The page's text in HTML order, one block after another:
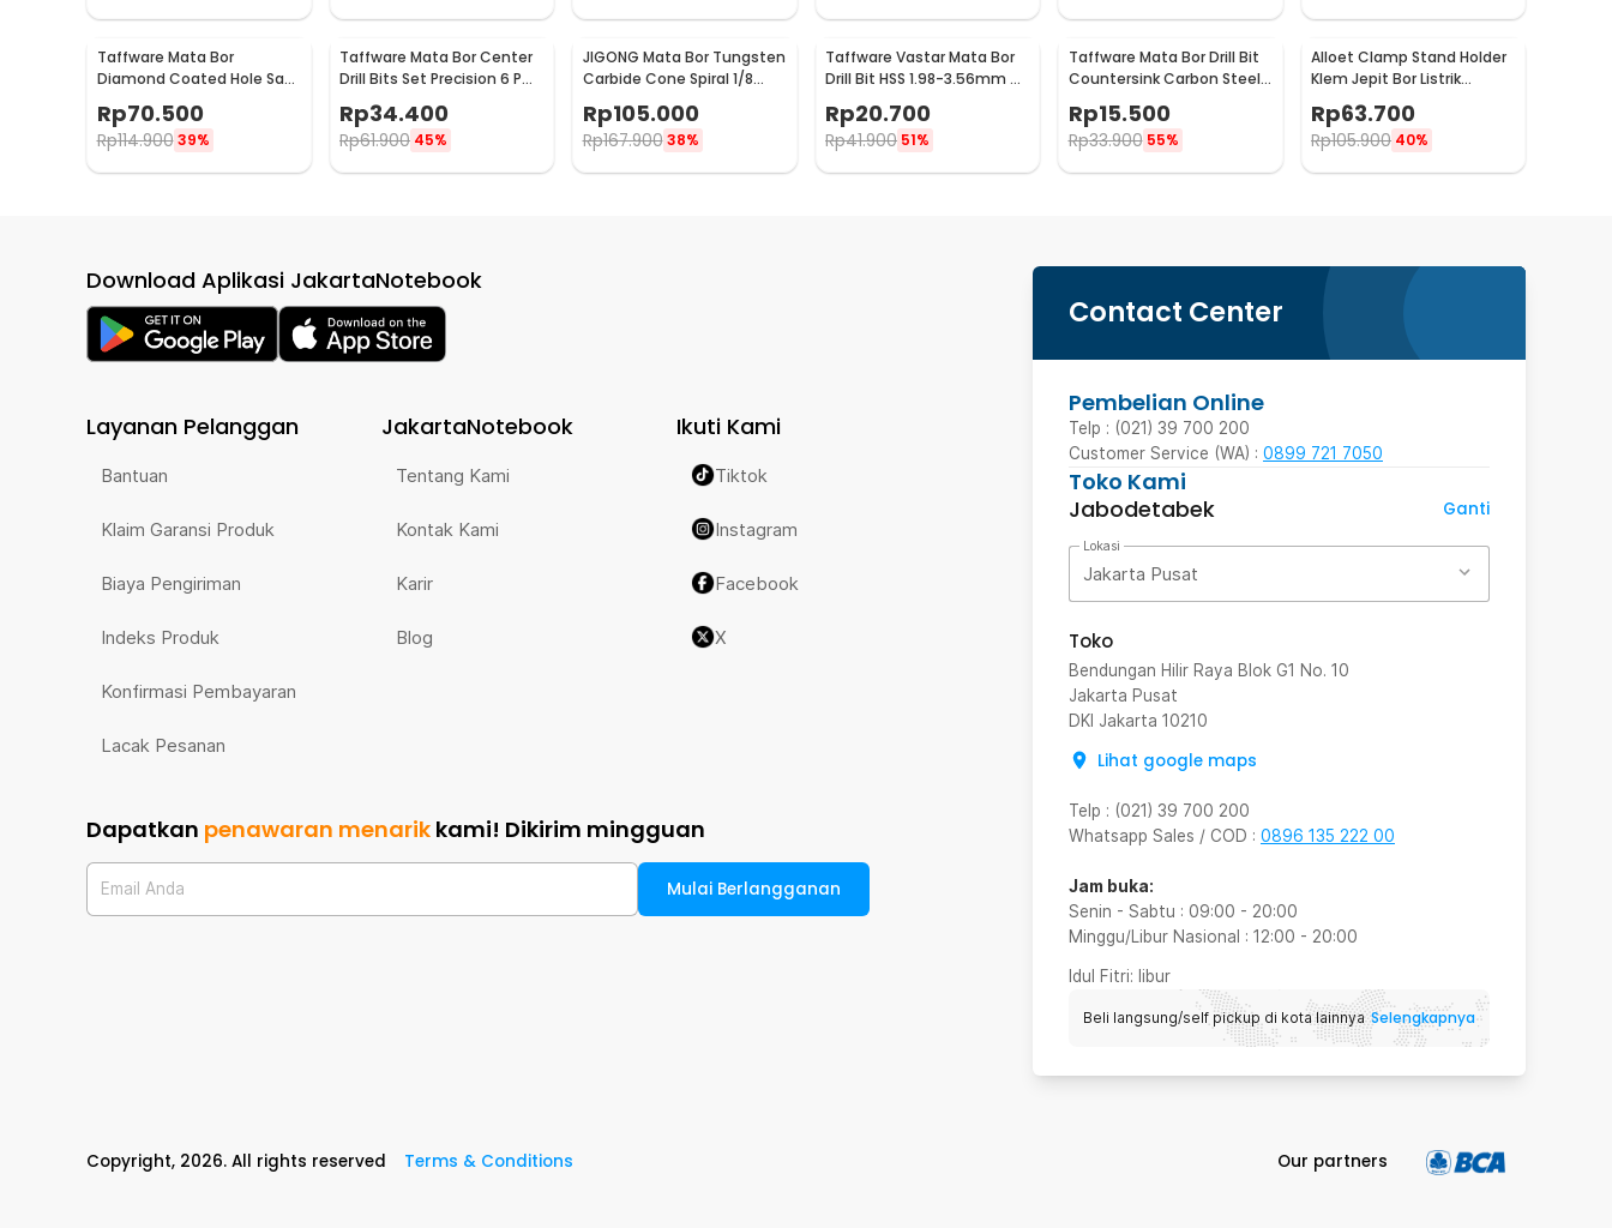
Taffware Mata Bor
Diamond Coated Hole Saw
- GJ0105
Rp70.500
Rp114.900 39%
Taffware Mata Bor Center
Drill Bits Set Precision 6 PCS
- SV-VDB25
Rp34.400
Rp61.900 45%
JIGONG Mata Bor Tungsten
Carbide Cone Spiral 1/8
Rp105.000
Rp167.900 38%
Taffware Vastar Mata Bor
Drill Bit HSS 1.98-3.56mm 5
Rp20.700
Rp41.900 51%
Taffware Mata Bor Drill Bit
Countersink Carbon Steel
Rp15.500
Rp33.900 55%
Alloet Clamp Stand Holder
Klem Jepit Bor Listrik
Grinder - BG-6117
Rp63.700
Rp105.900 40%
Contact Center
Pembelian Online
Telp : (021) 39 700 200
Customer Service (WA) : 0899 721 7050
Toko Kami
Jabodetabek
Ganti
Lokasi
Jakarta Pusat
Toko
Bendungan Hilir Raya Blok G1 No. 10
Jakarta Pusat
DKI Jakarta 10210
Lihat google maps
Telp : (021) 39 700 200
Whatsapp Sales / COD : 0896 135 222 00
Jam buka:
Senin - Sabtu : 09:00 - 20:00
Minggu/Libur Nasional : 12:00 - 20:00
Idul Fitri: libur
Beli langsung/self pickup di kota lainnya Selengkapnya
Download Aplikasi JakartaNotebook
Layanan Pelanggan
Bantuan
Klaim Garansi Produk
Biaya Pengiriman
Indeks Produk
Konfirmasi Pembayaran
Lacak Pesanan
JakartaNotebook
Tentang Kami
Kontak Kami
Karir
Blog
Ikuti Kami
Tiktok
Instagram
Facebook
X
Dapatkan penawaran menarik kami! Dikirim mingguan
Email Anda Mulai Berlangganan
Copyright, 2026. All rights reserved Terms & Conditions Our partners